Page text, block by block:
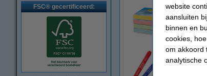
FSC® gecertificeerd:
123inkt
website
aansluiten
binnen en
cookies,
om akkoord
analytische